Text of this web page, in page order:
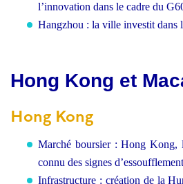
l’innovation dans le cadre du
Hangzhou : la ville investit dans
Hong Kong et
Hong Kong
Marché boursier : Hong Kong,
connu des signes
Infrastructure : création de la